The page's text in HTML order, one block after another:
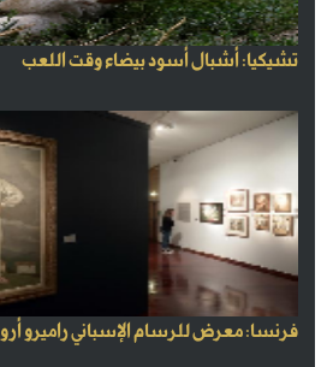
تشيكيا: أشبال أسود بيضاء وقت اللعب
فرنسا: معرض للرسام الإسباني راميرو أرو